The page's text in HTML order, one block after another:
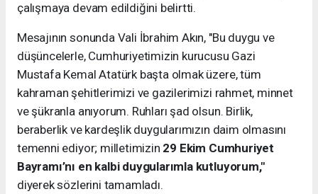
çalışmaya devam edildiğini belirtti.
Mesajının sonunda Vali İbrahim Akın, "Bu duygu ve
düşüncelerle, Cumhuriyetimizin kurucusu Gazi
Mustafa Kemal Atatürk başta olmak üzere, tüm
kahraman şehitlerimizi ve gazilerimizi rahmet, minnet
ve şükranla anıyorum. Ruhları şad olsun. Birlik,
beraberlik ve kardeşlik duygularımızın daim olmasını
temenni ediyor; milletimizin 29 Ekim Cumhuriyet
Bayramı’nı en kalbi duygularımla kutluyorum,"
diyerek sözlerini tamamladı.